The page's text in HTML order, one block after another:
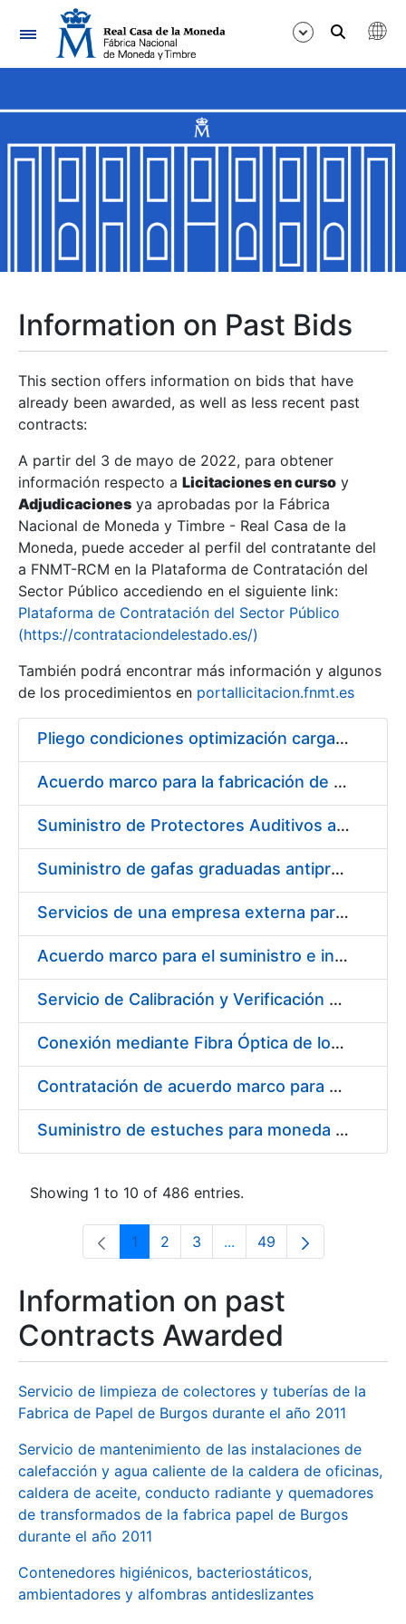
Navigation
Show/Hide
Show/Hide
Show/Hide
Show/Hide
Show/Hide
Show/Hide
Information on Past Bids
This section offers information on bids that have
already been awarded, as well as less recent past
contracts:
A partir del 3 de mayo de 2022, para obtener
información respecto a Licitaciones en curso y
Adjudicaciones ya aprobadas por la Fábrica
Nacional de Moneda y Timbre - Real Casa de la
Moneda, puede acceder al perfil del contratante del
a FNMT-RCM en la Plataforma de Contratación del
Sector Público accediendo en el siguiente link:
Plataforma de Contratación del Sector Público
(https://contrataciondelestado.es/)
También podrá encontrar más información y algunos
de los procedimientos en portallicitacion.fnmt.es
Pliego condiciones optimización cargas compras firmado
Acuerdo marco para la fabricación de piezas
Suministro de Protectores Auditivos a medida para las personas trabajadoras de los Centros de Trabajo de Madrid y Burgos
Suministro de gafas graduadas antiproyecciones para los trabajadores de la FNMT-RCM en los centros de trabajo de Madrid y Burgos
Servicios de una empresa externa para el asesoramiento y resolución de los recursos de alzada que se presentan relacionados con procesos de selección para la FNMT-RCM
Acuerdo marco para el suministro e instalación de persianas, estores y otros complementos
Servicio de Calibración y Verificación Externa de los Equipos de Medición del Servicio de Prevención de la FNMT-RCM
Conexión mediante Fibra Óptica de los Centros de Proceso de Datos (CPDs) de las sedes de la FNMT-RCM de Burgos y Madrid
Contratación de acuerdo marco para el Suministro de Material de Electricidad para la Fábrica Nacional de Moneda y Timbre-Real Casa de la Moneda en su centro de trabajo de Burgos
Suministro de estuches para moneda de 30 €
Showing 1 to 10 of 486 entries.
Page
1 Page
2 Page
3 ...Intermediate Pages Use
Page
49
Information on past
Contracts Awarded
Servicio de limpieza de colectores y tuberías de la
Fabrica de Papel de Burgos durante el año 2011
Servicio de mantenimiento de las instalaciones de
calefacción y agua caliente de la caldera de oficinas,
caldera de aceite, conducto radiante y quemadores
de transformados de la fabrica papel de Burgos
durante el año 2011
Contenedores higiénicos, bacteriostáticos,
ambientadores y alfombras antideslizantes